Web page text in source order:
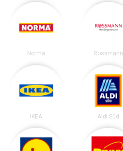
Norma Rossmann
IKEA Aldi Süd